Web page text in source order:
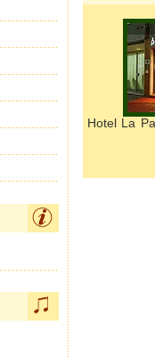
Hotel La